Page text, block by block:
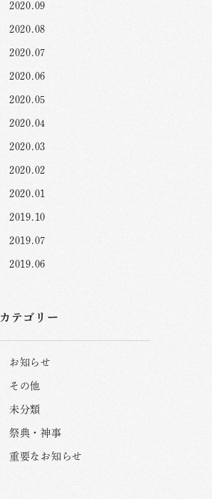
2020.09
2020.08
2020.07
2020.06
2020.05
2020.04
2020.03
2020.02
2020.01
2019.10
2019.07
2019.06
カテゴリー
お知らせ
その他
未分類
祭典・神事
重要なお知らせ